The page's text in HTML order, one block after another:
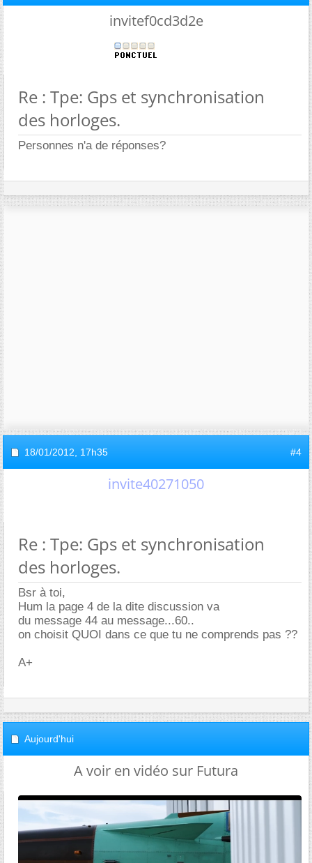
invitef0cd3d2e
Re : Tpe: Gps et synchronisation
des horloges.
Personnes n'a de réponses?
18/01/2012, 17h35 #4
invite40271050
Re : Tpe: Gps et synchronisation
des horloges.
Bsr à toi,
Hum la page 4 de la dite discussion va
du message 44 au message...60..
on choisit QUOI dans ce que tu ne comprends pas ??
A+
Aujourd'hui
A voir en vidéo sur Futura